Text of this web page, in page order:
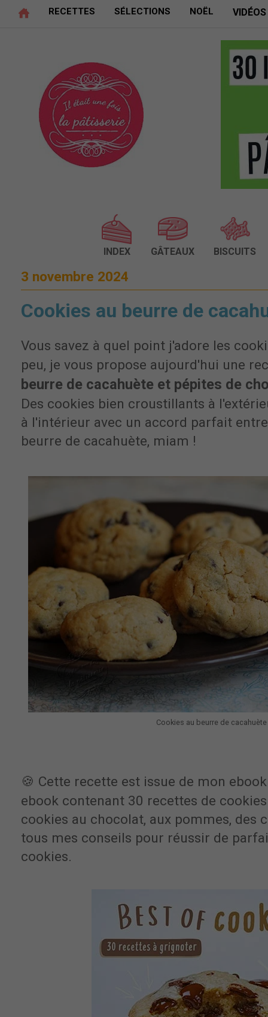
RECETTES SÉLECTIONS NOËL VIDÉOS
INDEX GÂTEAUX BISCUITS
3 novembre 2024
Cookies au beurre de
Vous savez à quel point j'adore les
peu, je vous propose aujourd'hui une
beurre de cacahuète et pépites de
Des cookies bien croustillants à
à l'intérieur avec un accord parfait
beurre de cacahuète, miam !
Cookies au beurre de cacahuète
🍪 Cette recette est issue de mon
ebook contenant 30 recettes de
cookies au chocolat, aux pommes, des
tous mes conseils pour réussir de
cookies.